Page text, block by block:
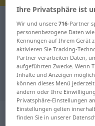
Deutsch-
Deutsch-
"Rollbahn"
"Rollbahn"
„Rollbahn“
Ihre Privatsphäre ist
Wir und unsere716-Partner
personenbezogene Daten
Kennungen auf Ihrem Gerät
aktivieren Sie Tracking-
Partner verarbeiten Daten,
aufgeführten Zwecke. Wenn
Inhalte und Anzeigen
können dieses Menü
ändern oder Ihre
Privatsphäre-Einstellungen
Einstellungen gelten
finden Sie in unserer